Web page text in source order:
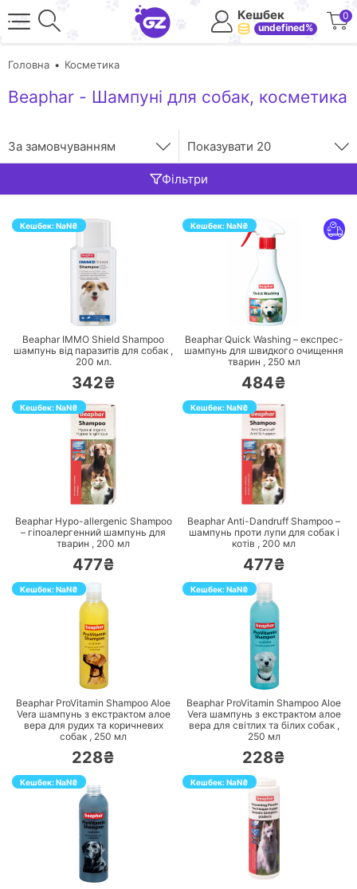
Кешбек
undefined%
0
Головна Косметика
Beaphar - Шампуні для собак, косметика
За замовчуванням Показувати 20
Фільтри
Кешбек:NaN₴
ПЕРЕЙТИ
Beaphar IMMO Shield Shampoo
шампунь від паразитів для собак ,
200 мл.
342₴
Кешбек:NaN₴
ПЕРЕЙТИ
Beaphar Quick Washing – експрес-
шампунь для швидкого очищення
тварин , 250 мл
484₴
Кешбек:NaN₴
ПЕРЕЙТИ
Beaphar Hypo-allergenic Shampoo
– гіпоалергенний шампунь для
тварин , 200 мл
477₴
Кешбек:NaN₴
ПЕРЕЙТИ
Beaphar Anti-Dandruff Shampoo –
шампунь проти лупи для собак і
котів , 200 мл
477₴
Кешбек:NaN₴
ПЕРЕЙТИ
Beaphar ProVitamin Shampoo Aloe
Vera шампунь з екстрактом алое
вера для рудих та коричневих
собак , 250 мл
228₴
Кешбек:NaN₴
ПЕРЕЙТИ
Beaphar ProVitamin Shampoo Aloe
Vera шампунь з екстрактом алое
вера для світлих та білих собак ,
250 мл
228₴
Кешбек:NaN₴
ПЕРЕЙТИ
Кешбек:NaN₴
ПЕРЕЙТИ